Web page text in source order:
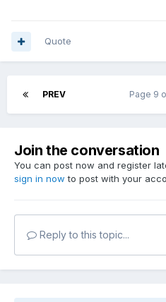
Quote
PREV Page 9
Join the conversation
You can post now and register
sign in now to post with your
Reply to this topic...